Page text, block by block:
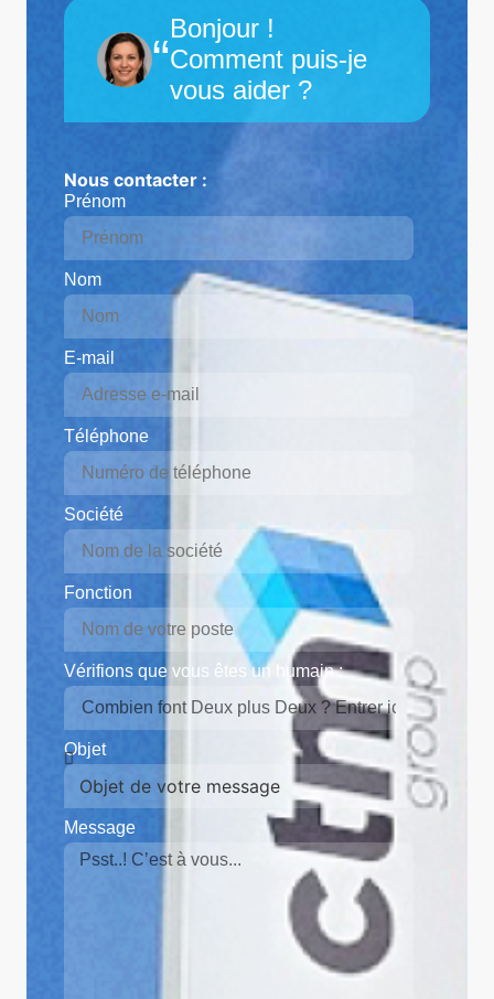
“
Bonjour !
Comment puis-je
vous aider ?
Nous contacter :
Prénom
Nom
E-mail
Téléphone
Société
Fonction
Vérifions que vous êtes un humain :
Objet
Message